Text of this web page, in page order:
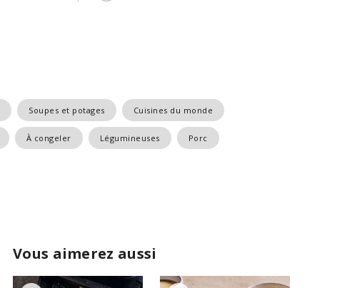
Soupes et potages Cuisines du monde
À congeler Légumineuses Porc
Vous aimerez aussi